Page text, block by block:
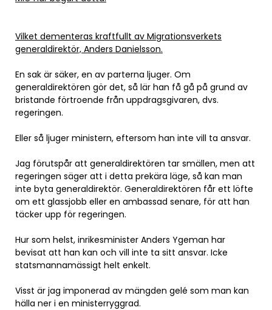
Vilket dementeras kraftfullt av Migrationsverkets
generaldirektör, Anders Danielsson.
En sak är säker, en av parterna ljuger. Om
generaldirektören gör det, så lär han få gå på grund av
bristande förtroende från uppdragsgivaren, dvs.
regeringen.
Eller så ljuger ministern, eftersom han inte vill ta ansvar.
Jag förutspår att generaldirektören tar smällen, men att
regeringen säger att i detta prekära läge, så kan man
inte byta generaldirektör. Generaldirektören får ett löfte
om ett glassjobb eller en ambassad senare, för att han
täcker upp för regeringen.
Hur som helst, inrikesminister Anders Ygeman har
bevisat att han kan och vill inte ta sitt ansvar. Icke
statsmannamässigt helt enkelt.
Visst är jag imponerad av mängden gelé som man kan
hälla ner i en ministerryggrad.